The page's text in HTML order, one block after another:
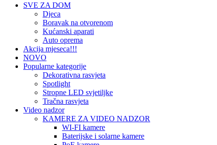
SVE ZA DOM
Djeca
Boravak na otvorenom
Kućanski aparati
Auto oprema
Akcija mjeseca!!!
NOVO
Popularne kategorije
Dekorativna rasvjeta
Spotlight
Stropne LED svjetiljke
Tračna rasvjeta
Video nadzor
KAMERE ZA VIDEO NADZOR
WI-FI kamere
Baterijske i solarne kamere